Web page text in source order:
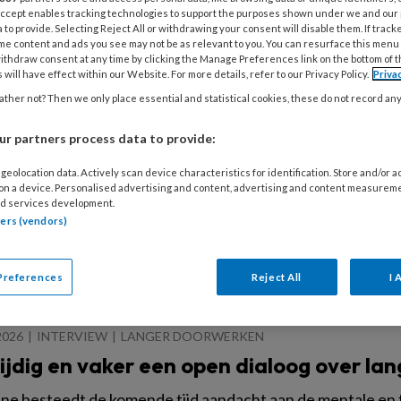
hoogleraar Duurzame Inzetbaarheid Annet de
ACHTERGRONDARTIKEL PREVENTIE
pleiten voor preventie in
hoogleraar Arbeids- en bedrijfsgeneeskunde
van de NVAB), reageren in de NRC kritisch
WIA-uitkering te verlagen. Volgens hen richt het
achteraf, terwijl juist meer aandacht nodig is
INTERVIEW LANGER DOORWERKEN
en vaker een open dialoog over
enables tracking technologies to support the purposes shown under we and
to provide. Selecting Reject All or withdrawing your consent will disable them. If
content and ads you see may not be as relevant to you. You can resurface this
consent at any time by clicking the Manage Preferences link on the bottom of
will have effect within our Website. For more details, refer to our Privacy Policy.
not? Then we only place essential and statistical cookies, these do not record
partners process data to provide:
data. Actively scan device characteristics for identification. Store and/or
a device. Personalised advertising and content, advertising and content
services development.
(vendors)
Reject All I